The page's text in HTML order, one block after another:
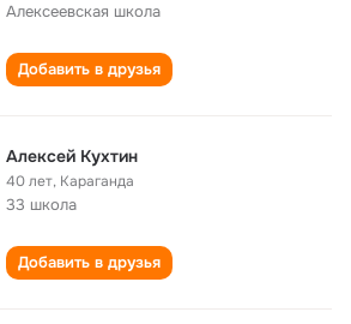
Алексеевская школа
Добавить в друзья
Алексей Кухтин
40 лет, Караганда
33 школа
Добавить в друзья